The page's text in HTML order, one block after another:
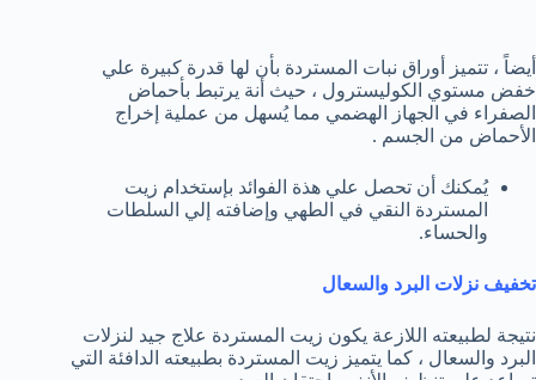
أيضاً ، تتميز أوراق نبات المستردة بأن لها قدرة كبيرة علي
خفض مستوي الكوليسترول ، حيث أنة يرتبط بأحماض
الصفراء في الجهاز الهضمي مما يُسهل من عملية إخراج
الأحماض من الجسم .
يُمكنك أن تحصل علي هذة الفوائد بإستخدام زيت
المستردة النقي في الطهي وإضافته إلي السلطات
والحساء.
تخفيف نزلات البرد والسعال
نتيجة لطبيعته اللازعة يكون زيت المستردة علاج جيد لنزلات
البرد والسعال ، كما يتميز زيت المستردة بطبيعته الدافئة التي